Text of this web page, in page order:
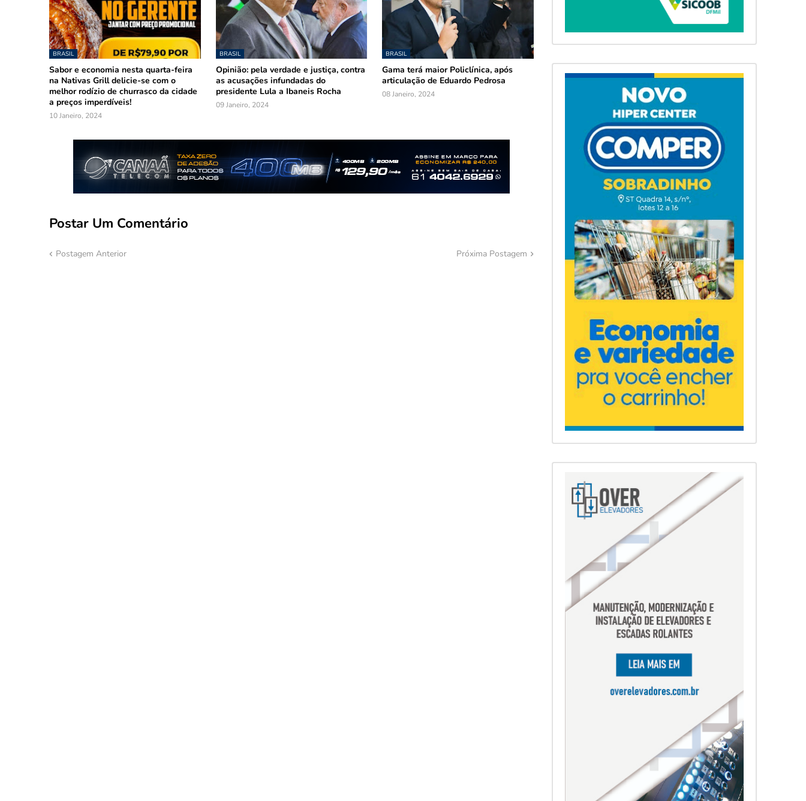
BRASIL
Sabor e economia nesta quarta-feira
na Nativas Grill delicie-se com o
melhor rodízio de churrasco da cidade
a preços imperdíveis!
10 Janeiro, 2024
BRASIL
Opinião: pela verdade e justiça, contra
as acusações infundadas do
presidente Lula a Ibaneis Rocha
09 Janeiro, 2024
BRASIL
Gama terá maior Policlínica, após
articulação de Eduardo Pedrosa
08 Janeiro, 2024
Postar Um Comentário
Postagem Anterior Próxima Postagem